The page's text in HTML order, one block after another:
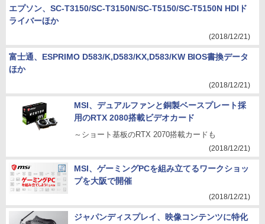
エプソン、SC-T3150/SC-T3150N/SC-T5150/SC-T5150N HDIド
ライバーほか
(2018/12/21)
富士通、ESPRIMO D583/K,D583/KX,D583/KW BIOS書換データ
ほか
(2018/12/21)
MSI、デュアルファンと銅製ベースプレート採
用のRTX 2080搭載ビデオカード
～ショート基板のRTX 2070搭載カードも
(2018/12/21)
MSI、ゲーミングPCを組み立てるワークショッ
プを大阪で開催
(2018/12/21)
ジャパンディスプレイ、映像コンテンツに特化